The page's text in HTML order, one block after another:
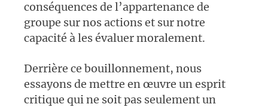
conséquences de l’appartenance de
groupe sur nos actions et sur notre
capacité à les évaluer moralement.
Derrière ce bouillonnement, nous
essayons de mettre en œuvre un esprit
critique qui ne soit pas seulement un